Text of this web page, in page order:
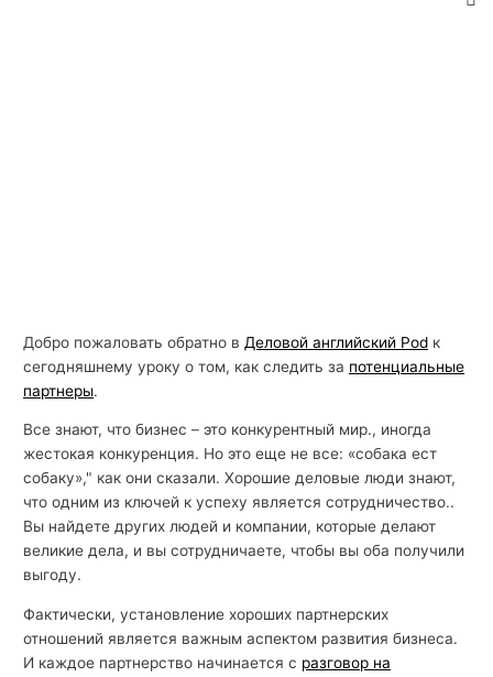
Добро пожаловать обратно в Деловой английский Pod к
сегодняшнему уроку о том, как следить за потенциальные
партнеры.
Все знают, что бизнес – это конкурентный мир., иногда
жестокая конкуренция. Но это еще не все: «собака ест
собаку»," как они сказали. Хорошие деловые люди знают,
что одним из ключей к успеху является сотрудничество..
Вы найдете других людей и компании, которые делают
великие дела, и вы сотрудничаете, чтобы вы оба получили
выгоду.
Фактически, установление хороших партнерских
отношений является важным аспектом развития бизнеса.
И каждое партнерство начинается с разговор на